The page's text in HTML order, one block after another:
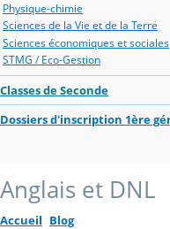
Physique-chimie
Sciences de la Vie et de la Terre
Sciences économiques et sociales
STMG / Eco-Gestion
Classes de Seconde
Dossiers d'inscription 1ère
Anglais et DNL
Accueil Blog